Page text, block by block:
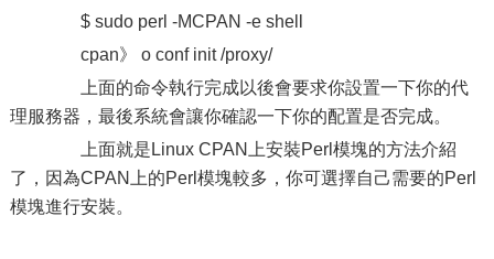
$ sudo perl -MCPAN -e shell
cpan》 o conf init /proxy/
上面的命令執行完成以後會要求你設置一下你的代
理服務器，最後系統會讓你確認一下你的配置是否完成。
上面就是Linux CPAN上安裝Perl模塊的方法介紹
了，因為CPAN上的Perl模塊較多，你可選擇自己需要的Perl
模塊進行安裝。